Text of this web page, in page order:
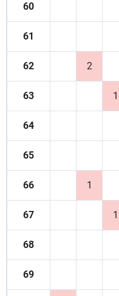
60
61
62 2
63 1
64
65
66 1
67 1
68
69